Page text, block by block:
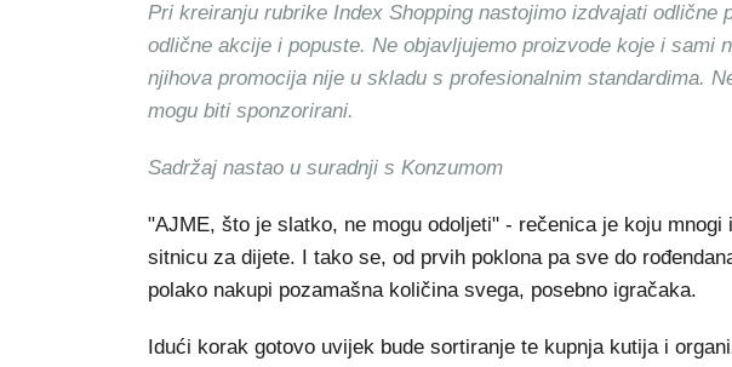
Pri kreiranju rubrike Index Shopping nastojimo izdvajati odlične
odlične akcije i popuste. Ne objavljujemo proizvode koje i sami
njihova promocija nije u skladu s profesionalnim standardima.
mogu biti sponzorirani.
Sadržaj nastao u suradnji s Konzumom
"AJME, što je slatko, ne mogu odoljeti" - rečenica je koju
sitnicu za dijete. I tako se, od prvih poklona pa sve do
polako nakupi pozamašna količina svega, posebno igračaka.
Idući korak gotovo uvijek bude sortiranje te kupnja kutija i